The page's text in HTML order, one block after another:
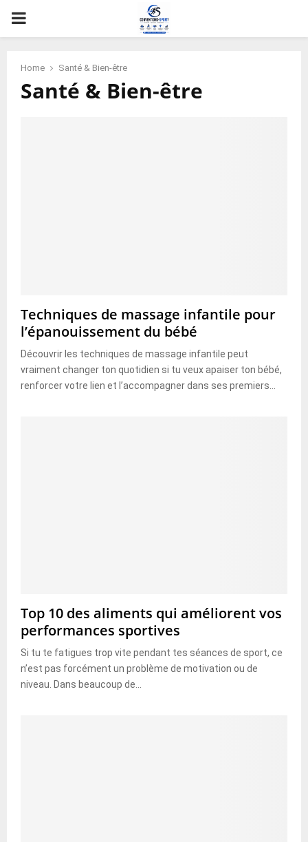
PRIMARY
Home Santé & Bien-être
Santé & Bien-être
Techniques de massage infantile pour
l’épanouissement du bébé
Découvrir les techniques de massage infantile peut
vraiment changer ton quotidien si tu veux apaiser ton bébé,
renforcer votre lien et l’accompagner dans ses premiers...
Top 10 des aliments qui améliorent vos
performances sportives
Si tu te fatigues trop vite pendant tes séances de sport, ce
n’est pas forcément un problème de motivation ou de
niveau. Dans beaucoup de...